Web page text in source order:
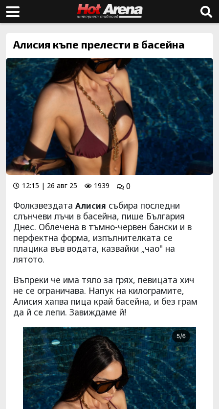
Алисия къпе прелести в басейна
12:15 | 26 авг 25 1939 0
Фолкзвездата Алисия събира последни
слънчеви лъчи в басейна, пише България
Днес. Облечена в тъмно-червен бански и в
перфектна форма, изпълнителката се
плацика във водата, казвайки „чао" на
лятото.
Въпреки че има тяло за грях, певицата хич
не се ограничава. Напук на килограмите,
Алисия хапва пица край басейна, и без грам
да й се лепи. Завиждаме й!